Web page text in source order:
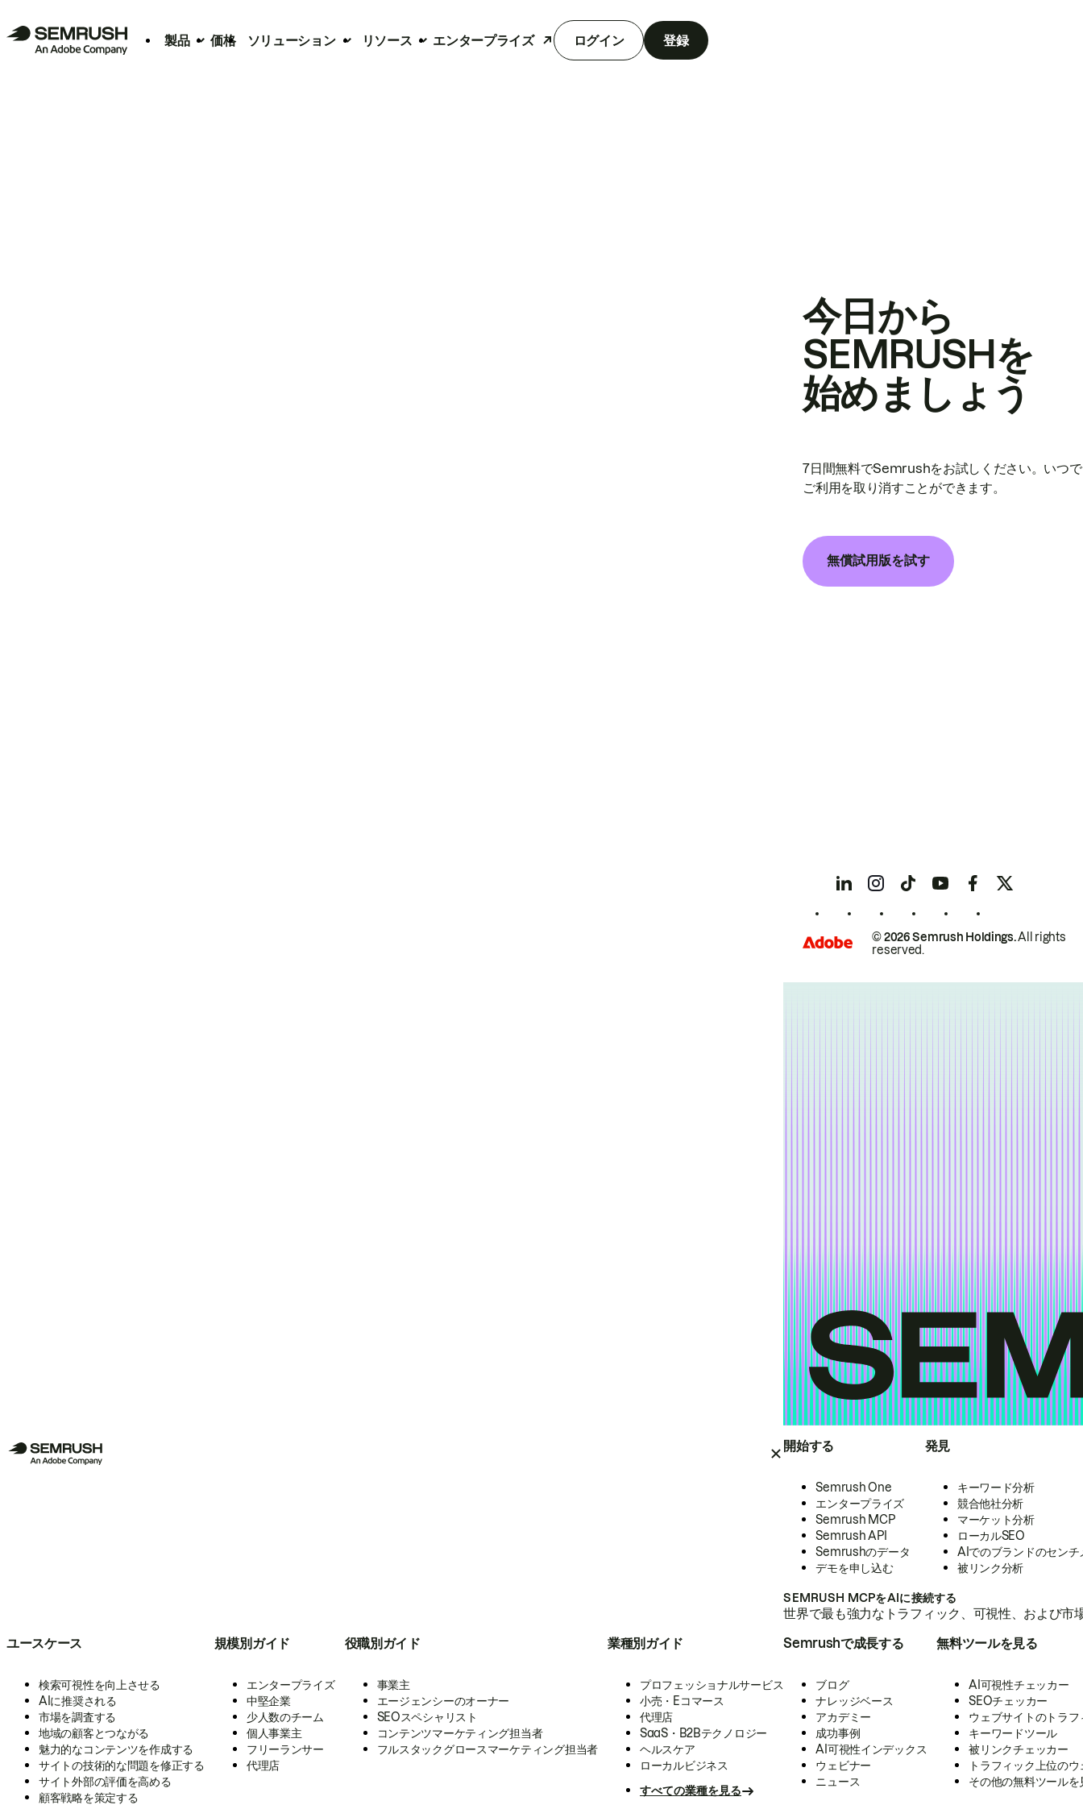
製品 価格 ソリューション リソース エンタープライズ ログイン 登録
開始する
Semrush One
エンタープライズ
Semrush MCP
Semrush API
Semrushのデータ
デモを申し込む
発見
キーワード分析
競合他社分析
マーケット分析
ローカルSEO
AIでのブランドのセンチ
被リンク分析
SEMRUSH MCPをAIに接続する
世界で最も強力なトラフィック、可視性、および
ユースケース
検索可視性を向上させる
AIに推奨される
市場を調査する
地域の顧客とつながる
魅力的なコンテンツを作成する
サイトの技術的な問題を修正する
サイト外部の評価を高める
顧客戦略を策定する
規模別ガイド
エンタープライズ
中堅企業
少人数のチーム
個人事業主
フリーランサー
代理店
役職別ガイド
事業主
エージェンシーのオーナー
SEOスペシャリスト
コンテンツマーケティング担当者
フルスタックグロースマーケティング担当者
業種別ガイド
プロフェッショナルサービス
小売・Eコマース
代理店
SaaS・B2Bテクノロジー
ヘルスケア
ローカルビジネス
すべての業種を見る
Semrushで成長する
ブログ
ナレッジベース
アカデミー
成功事例
AI可視性インデックス
ウェビナー
ニュース
無料ツールを見る
AI可視性チェッカー
SEOチェッカー
ウェブサイトのトラ
キーワードツール
被リンクチェッカー
トラフィック上位の
その他の無料ツールを
今日から
SEMRUSHを
始めましょう
7日間無料でSemrushをお試しください。いつ
ご利用を取り消すことができます。
無償試用版を試す
© 2026 Semrush Holdings.All rights
reserved.